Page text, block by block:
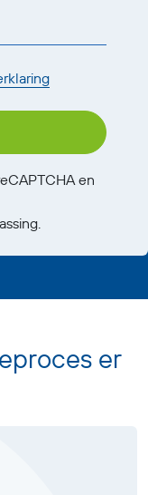
en
er